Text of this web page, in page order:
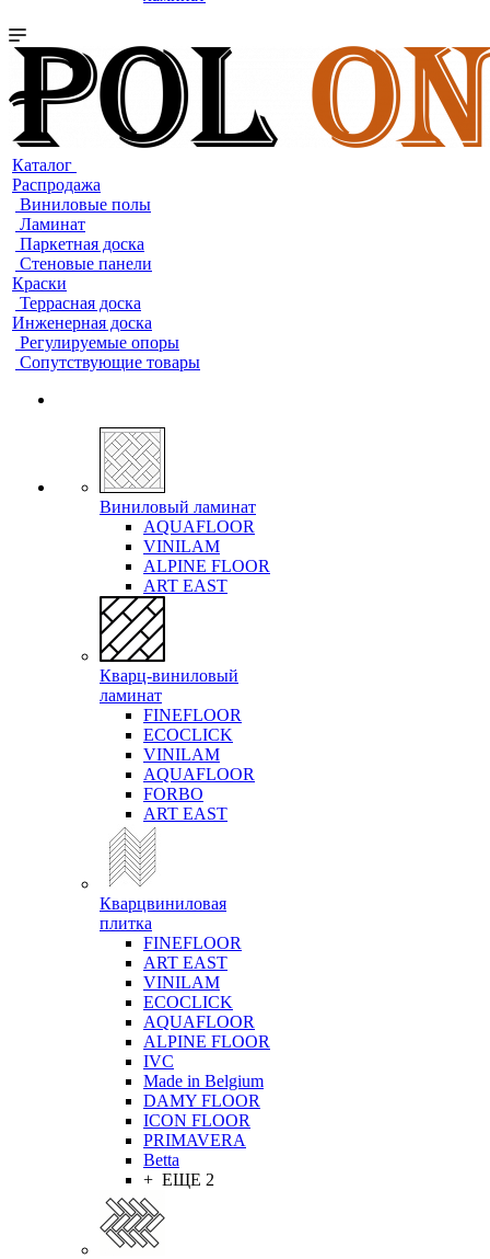
Каталог
Распродажа
Виниловые полы
Ламинат
Паркетная доска
Стеновые панели
Краски
Террасная доска
Инженерная доска
Регулируемые опоры
Сопутствующие товары
Виниловый ламинат
AQUAFLOOR
VINILAM
ALPINE FLOOR
ART EAST
Кварц-виниловый
ламинат
FINEFLOOR
ECOCLICK
VINILAM
AQUAFLOOR
FORBO
ART EAST
Кварцвиниловая
плитка
FINEFLOOR
ART EAST
VINILAM
ECOCLICK
AQUAFLOOR
ALPINE FLOOR
IVC
Made in Belgium
DAMY FLOOR
ICON FLOOR
PRIMAVERA
Betta
+ ЕЩЕ 2